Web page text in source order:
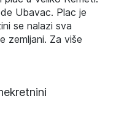
Ubavac. Plac je
se nalazi sva
zemljani. Za više